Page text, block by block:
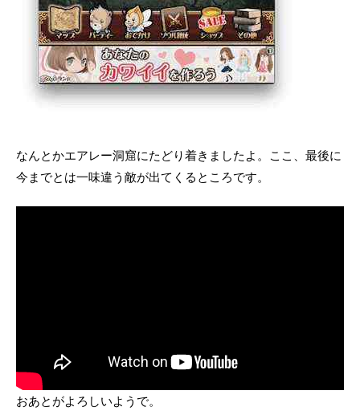
なんとかエアレー洞窟にたどり着きましたよ。ここ、最後に
今までとは一味違う敵が出てくるところです。
おあとがよろしいようで。